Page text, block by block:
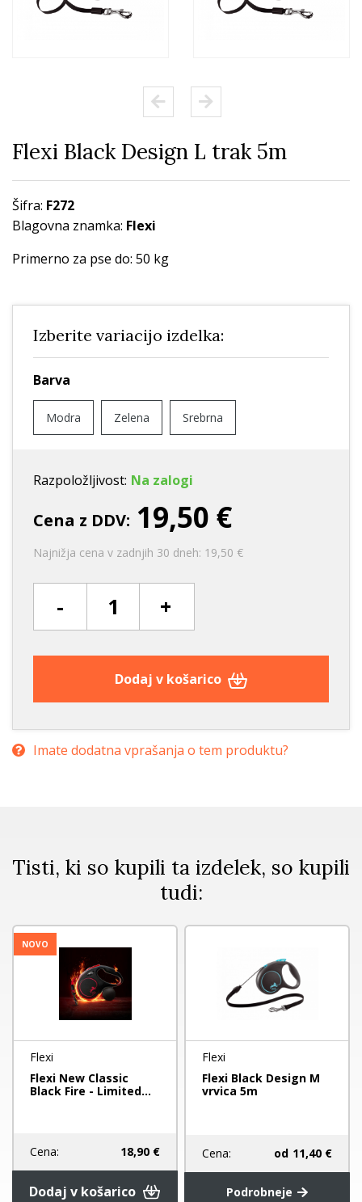
Flexi Black Design L trak 5m
Šifra: F272
Blagovna znamka: Flexi
Primerno za pse do: 50 kg
Izberite variacijo izdelka:
Barva
Modra Zelena Srebrna
Razpoložljivost: Na zalogi
Cena z DDV: 19,50 €
Najnižja cena v zadnjih 30 dneh: 19,50 €
- +
Dodaj v košarico
Imate dodatna vprašanja o tem produktu?
Tisti, ki so kupili ta izdelek, so kupili
tudi:
NOVO
Flexi
Flexi New Classic
Black Fire - Limited...
Cena: 18,90 €
Dodaj v košarico
Flexi
Flexi Black Design M
vrvica 5m
Cena: od 11,40 €
Podrobneje